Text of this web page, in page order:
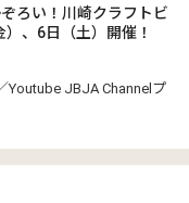
ろい！川崎クラフトビ
、6日（土）開催！
Youtube JBJA Channelプ